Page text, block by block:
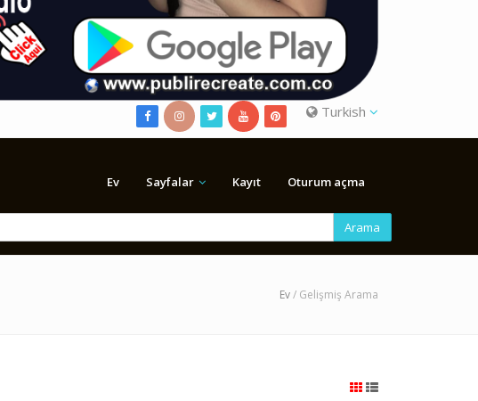
Turkish
Ev Sayfalar Kayıt Oturum açma
Arama
Ev/ Gelişmiş Arama